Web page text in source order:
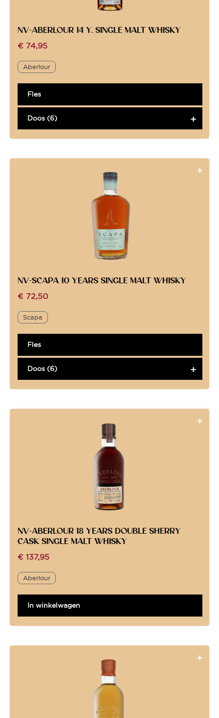
NV-ABERLOUR 14 Y. SINGLE MALT WHISKY
€ 74,95
Aberlour
Fles
Doos (6)
NV-SCAPA 10 YEARS SINGLE MALT WHISKY
€ 72,50
Scapa
Fles
Doos (6)
NV-ABERLOUR 18 YEARS DOUBLE SHERRY
CASK SINGLE MALT WHISKY
€ 137,95
Aberlour
In winkelwagen